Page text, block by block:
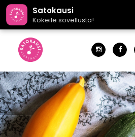
Satokausi
Kokeile sovellusta!